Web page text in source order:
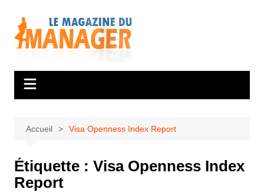
contenu
Accueil Visa Openness Index Report
Étiquette : Visa Openness Index
Report